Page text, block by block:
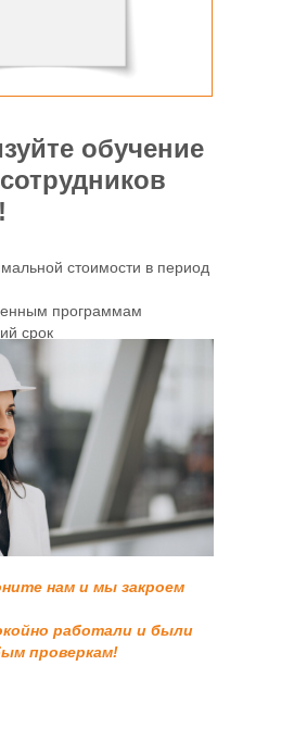
стоимости в период
программам
срок
обучение
нам и мы закроем
работали и были
проверкам!